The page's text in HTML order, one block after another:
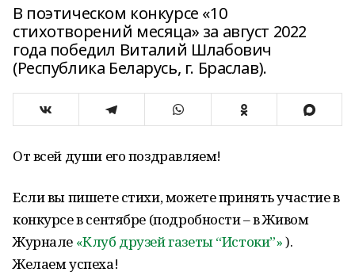
В поэтическом конкурсе «10
стихотворений месяца» за август 2022
года победил Виталий Шлабович
(Республика Беларусь, г. Браслав).
От всей души его поздравляем!
Если вы пишете стихи, можете принять участие в
конкурсе в сентябре (подробности – в Живом
Журнале «Клуб друзей газеты “Истоки”»).
Желаем успеха!